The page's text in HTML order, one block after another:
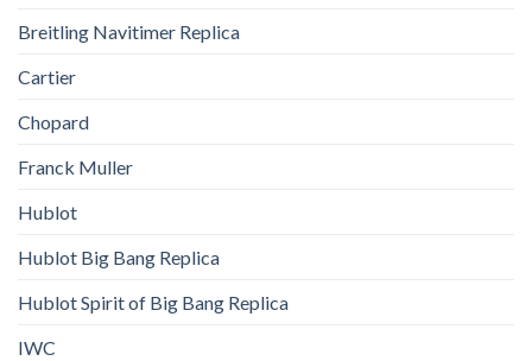
Breitling Navitimer Replica
Cartier
Chopard
Franck Muller
Hublot
Hublot Big Bang Replica
Hublot Spirit of Big Bang Replica
IWC